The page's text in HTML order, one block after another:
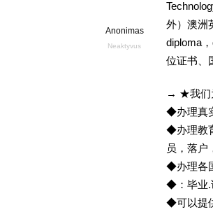
Anonimas
Neaktyvus
外）澳洲
diploma
位证书、
→ ★我们
◆办理真
◆办理教
员，落
◆办理各
◆：毕业.
◆可以提